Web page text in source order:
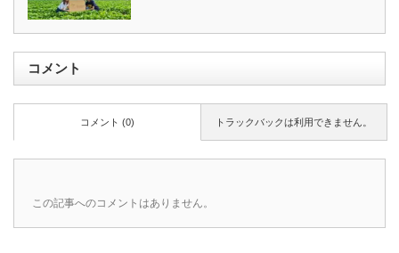
コメント
トラックバックは利用できません。
コメント (0)
この記事へのコメントはありません。